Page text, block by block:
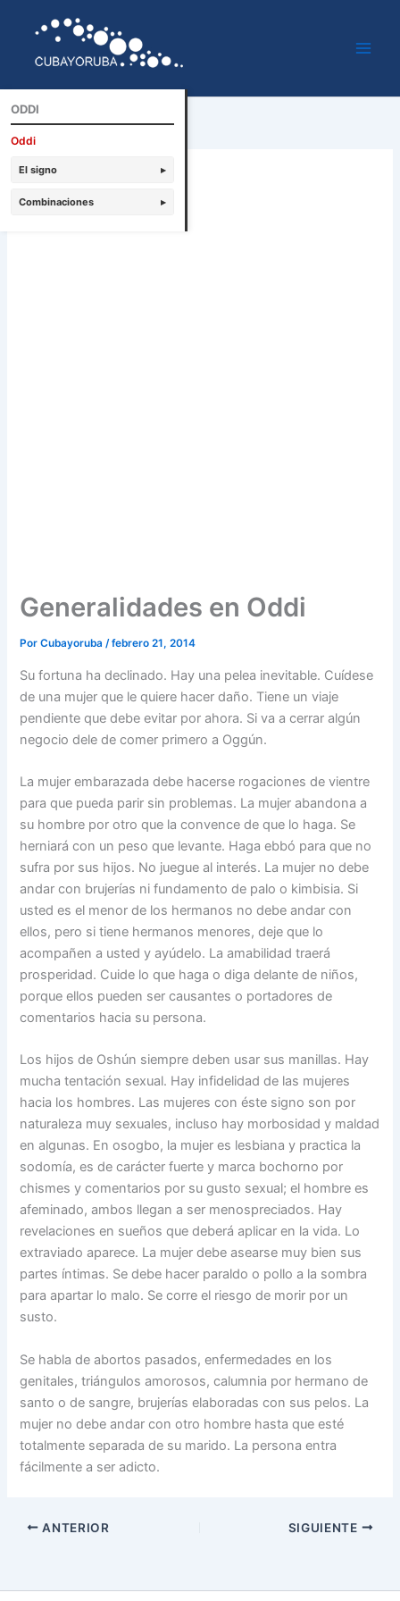
contenido
Generalidades en Oddi
PorCubayoruba/febrero 21, 2014
Su fortuna ha declinado. Hay una pelea inevitable. Cuídese
de una mujer que le quiere hacer daño. Tiene un viaje
pendiente que debe evitar por ahora. Si va a cerrar algún
negocio dele de comer primero a Oggún.
La mujer embarazada debe hacerse rogaciones de vientre
para que pueda parir sin problemas. La mujer abandona a
su hombre por otro que la convence de que lo haga. Se
herniará con un peso que levante. Haga ebbó para que no
sufra por sus hijos. No juegue al interés. La mujer no debe
andar con brujerías ni fundamento de palo o kimbisia. Si
usted es el menor de los hermanos no debe andar con
ellos, pero si tiene hermanos menores, deje que lo
acompañen a usted y ayúdelo. La amabilidad traerá
prosperidad. Cuide lo que haga o diga delante de niños,
porque ellos pueden ser causantes o portadores de
comentarios hacia su persona.
Los hijos de Oshún siempre deben usar sus manillas. Hay
mucha tentación sexual. Hay infidelidad de las mujeres
hacia los hombres. Las mujeres con éste signo son por
naturaleza muy sexuales, incluso hay morbosidad y maldad
en algunas. En osogbo, la mujer es lesbiana y practica la
sodomía, es de carácter fuerte y marca bochorno por
chismes y comentarios por su gusto sexual; el hombre es
afeminado, ambos llegan a ser menospreciados. Hay
revelaciones en sueños que deberá aplicar en la vida. Lo
extraviado aparece. La mujer debe asearse muy bien sus
partes íntimas. Se debe hacer paraldo o pollo a la sombra
para apartar lo malo. Se corre el riesgo de morir por un
susto.
Se habla de abortos pasados, enfermedades en los
genitales, triángulos amorosos, calumnia por hermano de
santo o de sangre, brujerías elaboradas con sus pelos. La
mujer no debe andar con otro hombre hasta que esté
totalmente separada de su marido. La persona entra
fácilmente a ser adicto.
ANTERIOR SIGUIENTE
ODDI
Oddi
El signo ▸
Combinaciones ▸